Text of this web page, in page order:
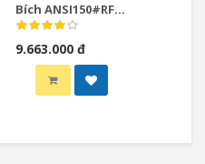
Bích ANSI150#RF
Model/Fig: 150SCJS
9.663.000 đ